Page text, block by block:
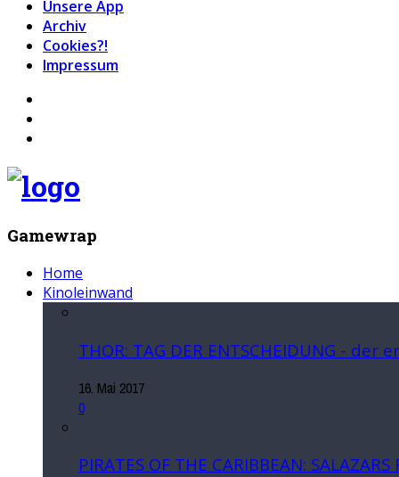
Unsere App
Archiv
Cookies?!
Impressum
Gamewrap
Home
Kinoleinwand
THOR: TAG DER ENTSCHEIDUNG -
16. Mai 2017
0
PIRATES OF THE CARIBBEAN: SALAZARS